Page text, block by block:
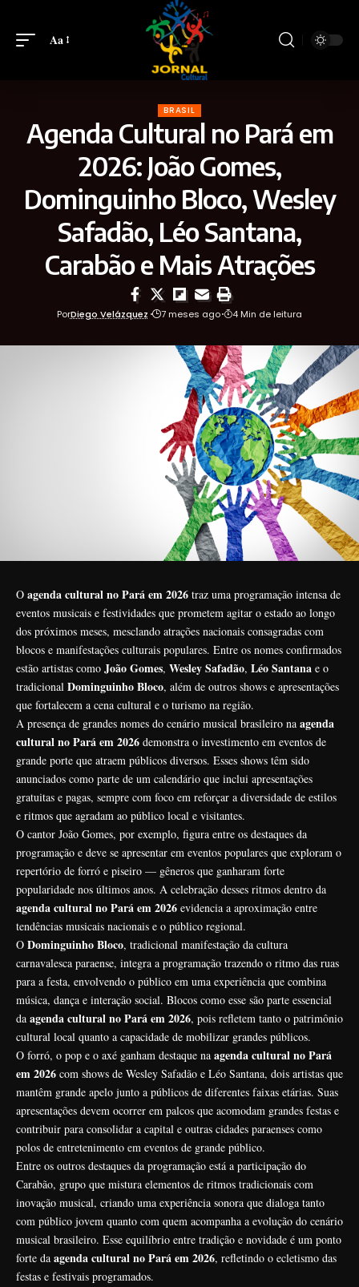
Aa
BRASIL
Agenda Cultural no Pará em
2026: João Gomes,
Dominguinho Bloco, Wesley
Safadão, Léo Santana,
Carabão e Mais Atrações
PorDiego Velázquez 7 meses ago 4 Min de leitura
O agenda cultural no Pará em 2026 traz uma programação intensa de
eventos musicais e festividades que prometem agitar o estado ao longo
dos próximos meses, mesclando atrações nacionais consagradas com
blocos e manifestações culturais populares. Entre os nomes confirmados
estão artistas como João Gomes, Wesley Safadão, Léo Santana e o
tradicional Dominguinho Bloco, além de outros shows e apresentações
que fortalecem a cena cultural e o turismo na região.
A presença de grandes nomes do cenário musical brasileiro na agenda
cultural no Pará em 2026 demonstra o investimento em eventos de
grande porte que atraem públicos diversos. Esses shows têm sido
anunciados como parte de um calendário que inclui apresentações
gratuitas e pagas, sempre com foco em reforçar a diversidade de estilos
e ritmos que agradam ao público local e visitantes.
O cantor João Gomes, por exemplo, figura entre os destaques da
programação e deve se apresentar em eventos populares que exploram o
repertório de forró e piseiro — gêneros que ganharam forte
popularidade nos últimos anos. A celebração desses ritmos dentro da
agenda cultural no Pará em 2026 evidencia a aproximação entre
tendências musicais nacionais e o público regional.
O Dominguinho Bloco, tradicional manifestação da cultura
carnavalesca paraense, integra a programação trazendo o ritmo das ruas
para a festa, envolvendo o público em uma experiência que combina
música, dança e interação social. Blocos como esse são parte essencial
da agenda cultural no Pará em 2026, pois refletem tanto o patrimônio
cultural local quanto a capacidade de mobilizar grandes públicos.
O forró, o pop e o axé ganham destaque na agenda cultural no Pará
em 2026 com shows de Wesley Safadão e Léo Santana, dois artistas que
mantêm grande apelo junto a públicos de diferentes faixas etárias. Suas
apresentações devem ocorrer em palcos que acomodam grandes festas e
contribuir para consolidar a capital e outras cidades paraenses como
polos de entretenimento em eventos de grande público.
Entre os outros destaques da programação está a participação do
Carabão, grupo que mistura elementos de ritmos tradicionais com
inovação musical, criando uma experiência sonora que dialoga tanto
com público jovem quanto com quem acompanha a evolução do cenário
musical brasileiro. Esse equilíbrio entre tradição e novidade é um ponto
forte da agenda cultural no Pará em 2026, refletindo o ecletismo das
festas e festivais programados.